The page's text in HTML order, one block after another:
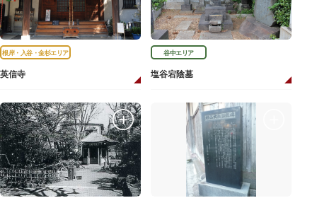
根岸・入谷・金杉エリア
英信寺
谷中エリア
塩谷宕陰墓